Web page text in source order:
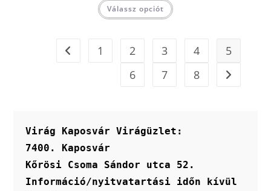
Válassz opciót
1 2 3 4
5
6
7 8
Virág Kaposvár Virágüzlet:
7400. Kaposvár
Kőrösi Csoma Sándor utca 52.
Információ/nyitvatartási időn kívül